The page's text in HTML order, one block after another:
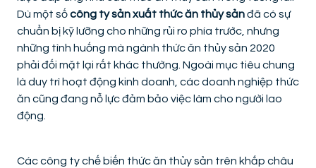
Dù một sốcông ty sản xuất thức ăn thủy sảnđã có sự
chuẩn bị kỹ lưỡng cho những rủi ro phía trước, nhưng
những tình huống mà ngành thức ăn thủy sản 2020
phải đối mặt lại rất khác thường. Ngoài mục tiêu chung
là duy trì hoạt động kinh doanh, các doanh nghiệp thức
ăn cũng đang nỗ lực đảm bảo việc làm cho người lao
động.
Các công ty chế biến thức ăn thủy sản trên khắp châu